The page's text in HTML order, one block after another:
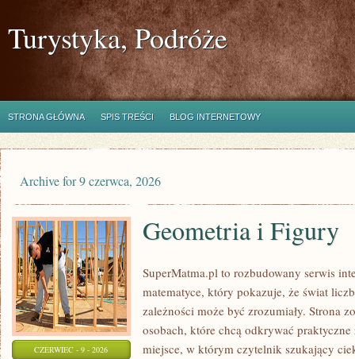
Turystyka, Podróże
STRONA GŁÓWNA SPIS TREŚCI BLOG INTERNETOWY
Archive for 9 czerwca, 2026
CZERWIEC - 9 - 2026
Geometria i Figury
SuperMatma.pl to rozbudowany serwis
matematyce, który pokazuje, że świat
zależności może być zrozumiały. Strona
osobach, które chcą odkrywać
miejsce, w którym czytelnik szukający